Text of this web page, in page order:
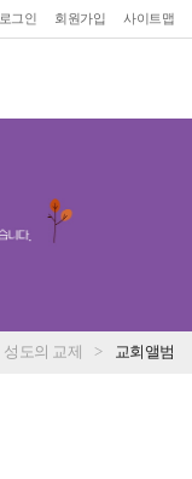
로그인 회원가입 사이트맵
성도의 교제 > 교회앨범